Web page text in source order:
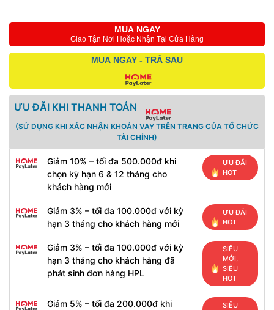
MUA NGAY
Giao Tận Nơi Hoặc Nhận Tại Cửa Hàng
MUA NGAY - TRẢ SAU
ƯU ĐÃI KHI THANH TOÁN
(SỬ DỤNG KHI XÁC NHẬN KHOẢN VAY TRÊN TRANG CỦA TỔ CHỨC
TÀI CHÍNH)
Giảm 10% – tối đa 500.000đ khi
chọn kỳ hạn 6 & 12 tháng cho
khách hàng mới
ƯU ĐÃI
HOT
Giảm 3% – tối đa 100.000đ với kỳ
hạn 3 tháng cho khách hàng mới
ƯU ĐÃI
HOT
Giảm 3% – tối đa 100.000đ với kỳ
hạn 3 tháng cho khách hàng đã
phát sinh đơn hàng HPL
SIÊU
MỚI,
SIÊU
HOT
Giảm 5% – tối đa 200.000đ khi
SIÊU